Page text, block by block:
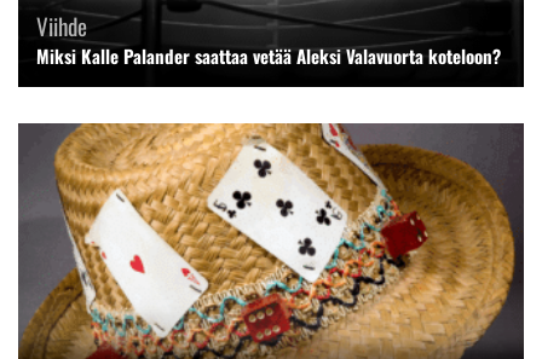
Viihde
Miksi Kalle Palander saattaa vetää Aleksi Valavuorta koteloon?